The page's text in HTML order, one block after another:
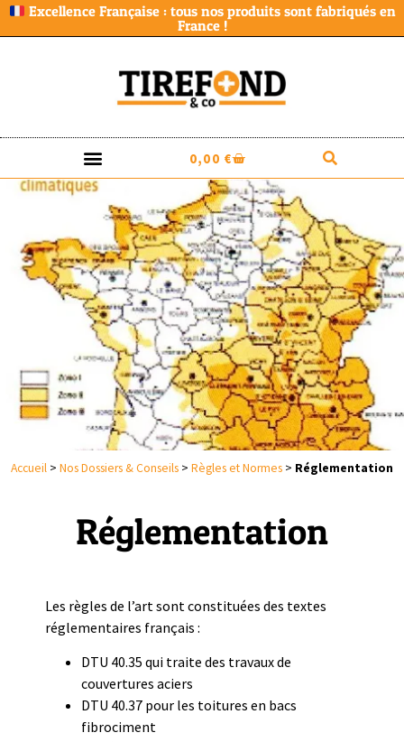
Excellence Française : tous nos produits sont fabriqués en
France !
0,00 €
Accueil > Nos Dossiers & Conseils > Règles et Normes > Réglementation
Réglementation
Les règles de l’art sont constituées des textes
réglementaires français :
DTU 40.35 qui traite des travaux de
couvertures aciers
DTU 40.37 pour les toitures en bacs
fibrociment